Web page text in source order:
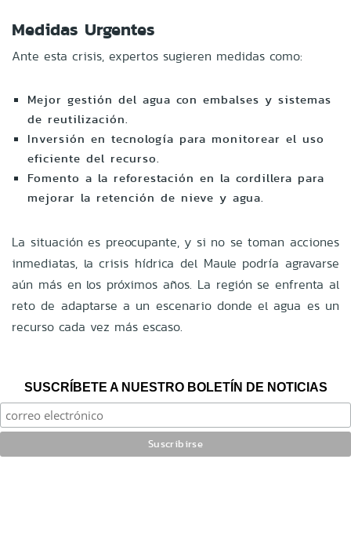
Medidas Urgentes
Ante esta crisis, expertos sugieren medidas como:
Mejor gestión del agua con embalses y sistemas
de reutilización.
Inversión en tecnología para monitorear el uso
eficiente del recurso.
Fomento a la reforestación en la cordillera para
mejorar la retención de nieve y agua.
La situación es preocupante, y si no se toman acciones
inmediatas, la crisis hídrica del Maule podría agravarse
aún más en los próximos años. La región se enfrenta al
reto de adaptarse a un escenario donde el agua es un
recurso cada vez más escaso.
SUSCRÍBETE A NUESTRO BOLETÍN DE NOTICIAS